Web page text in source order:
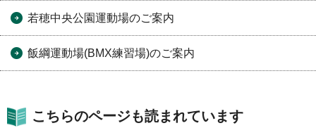
若穂中央公園運動場のご案内
飯綱運動場(BMX練習場)のご案内
こちらのページも読まれています